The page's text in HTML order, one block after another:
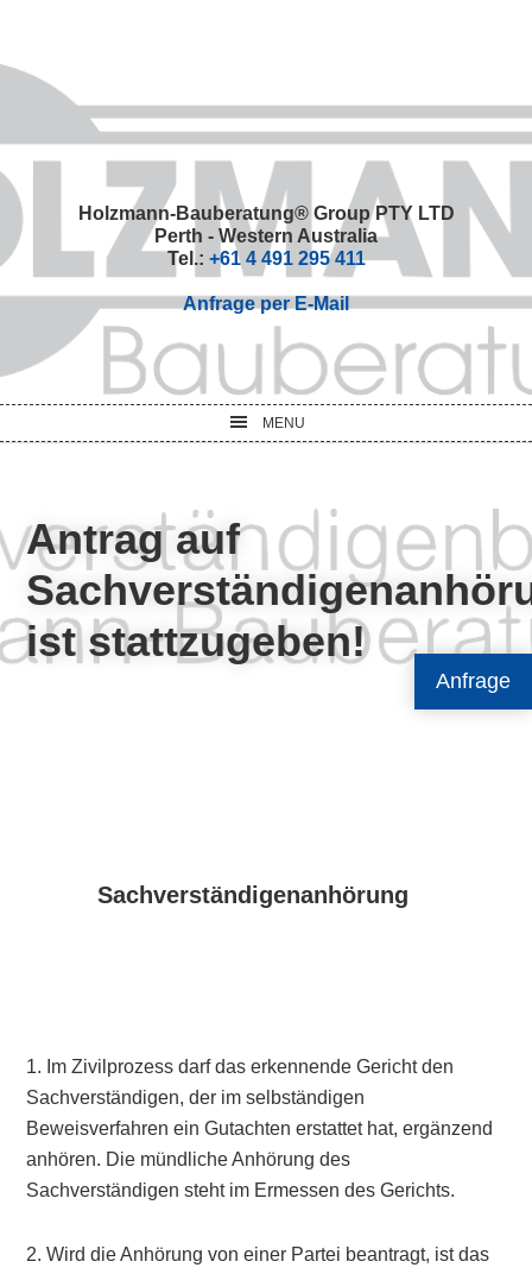
Anfrage
primary
navigation
main
primary
footer
Holzmann-Bauberatung® Group PTY LTD
Perth - Western Australia
Tel.: +61 4 491 295 411
Anfrage per E-Mail
MENU
Antrag auf
ist stattzugeben!
Sachverständigenanhörung
1. Im Zivilprozess darf das erkennende Gericht den
Sachverständigen, der im selbständigen
Beweisverfahren ein Gutachten erstattet hat, ergänzend
anhören. Die mündliche Anhörung des
Sachverständigen steht im Ermessen des Gerichts.
2. Wird die Anhörung von einer Partei beantragt, ist das